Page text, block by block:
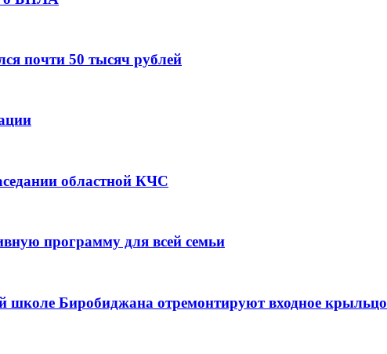
почти 50 тысяч рублей
областной КЧС
программу для всей семьи
школе Биробиджана отремонтируют входное крыльцо